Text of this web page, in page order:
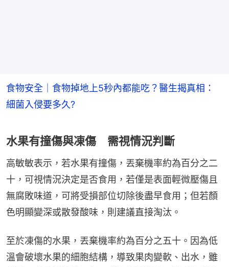
食物安全｜食物掉地上5秒內都能吃？醫生揭真相：
細菌入侵要多久?
水果有撞傷與凍傷 需視情況判斷
高敏敏表示，若水果有撞傷，丟棄機率約為百分之二
十，可視情況決定是否食用，若僅是表面輕微壓傷且
無腐敗味道，可將受損部位切除後盡早食用；但若顏
色明顯變深或散發酸味，則建議直接淘汰。
至於凍傷的水果，丟棄機率約為百分之五十。因為低
溫會破壞水果的細胞結構，導致果肉變軟、出水，雖